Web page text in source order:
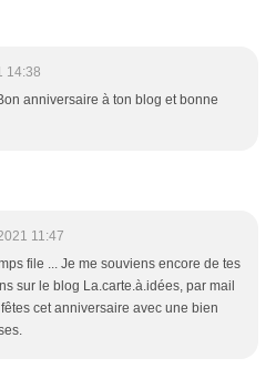
14:38
anniversaire à ton blog et bonne
11:47
file ... Je me souviens encore de tes
sur le blog La.carte.à.idées, par mail
cet anniversaire avec une bien